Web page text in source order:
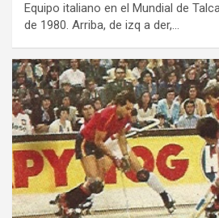
Equipo italiano en el Mundial de
de 1980. Arriba, de izq a der,…